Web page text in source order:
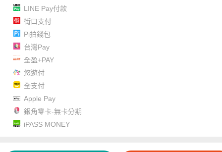
LINE Pay付款
街口支付
Pi拍錢包
台灣Pay
全盈+PAY
悠遊付
全支付
Apple Pay
銀角零卡-無卡分期
iPASS MONEY